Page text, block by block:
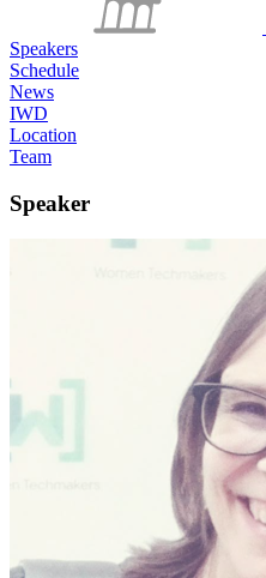
Speakers
Schedule
News
IWD
Location
Team
Speaker